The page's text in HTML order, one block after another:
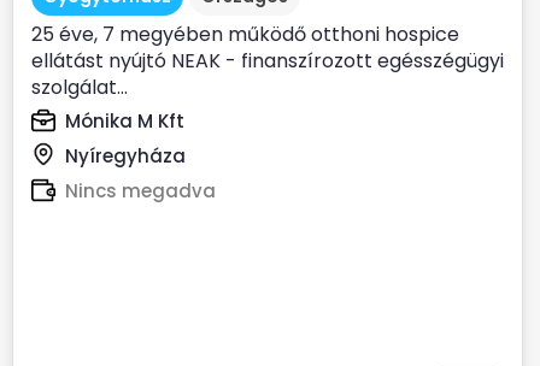
25 éve, 7 megyében működő otthoni hospice
ellátást nyújtó NEAK - finanszírozott egésszégügyi
szolgálat...
Mónika M Kft
Nyíregyháza
Nincs megadva